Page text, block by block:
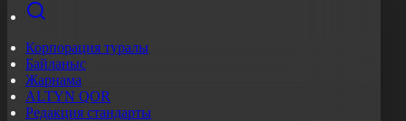
Корпорация туралы
Байланыс
Жарнама
ALTYN QOR
Редакция стандарты